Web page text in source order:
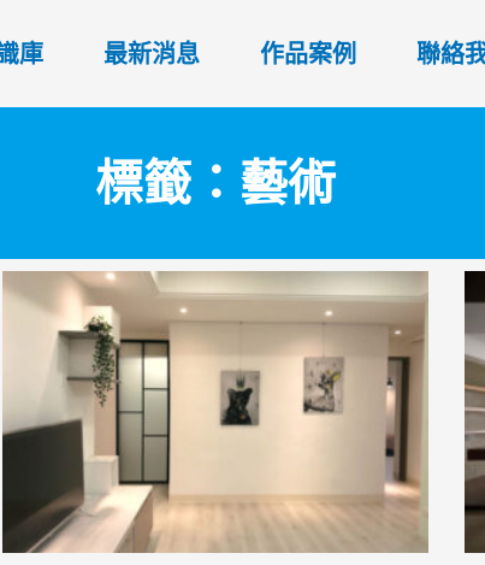
庫 最新消息 作品案例 聯絡
標籤：藝術